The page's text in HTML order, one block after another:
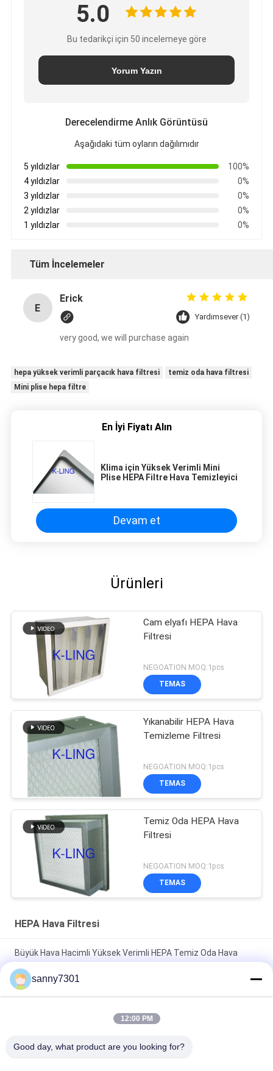
5.0
Bu tedarikçi için 50 incelemeye göre
Yorum Yazın
Derecelendirme Anlık Görüntüsü
Aşağıdaki tüm oyların dağılımıdır
5 yıldızlar
100%
4 yıldızlar
0%
3 yıldızlar
0%
2 yıldızlar
0%
1 yıldızlar
0%
Tüm İncelemeler
E
Erick
Yardımsever (1)
very good, we will purchase again
hepa yüksek verimli parçacık hava filtresi
temiz oda hava filtresi
Mini plise hepa filtre
En İyi Fiyatı Alın
Klima için Yüksek Verimli Mini
Plise HEPA Filtre Hava Temizleyici
Devam et
Ürünleri
Cam elyafı HEPA Hava
Filtresi
NEGOATION MOQ:1pcs
TEMAS
Yıkanabilir HEPA Hava
Temizleme Filtresi
NEGOATION MOQ:1pcs
TEMAS
Temiz Oda HEPA Hava
Filtresi
NEGOATION MOQ:1pcs
TEMAS
HEPA Hava Filtresi
Büyük Hava Hacimli Yüksek Verimli HEPA Temiz Oda Hava
Filtresi Kurulumu Kolay
HVAC Sistemi HEPA Hava Filtresi Ayırıcı PU Poliüretan Mastik
Verimliliği F9 F8 F7
sanny7301
12:00 PM
Good day, what product are you looking for?